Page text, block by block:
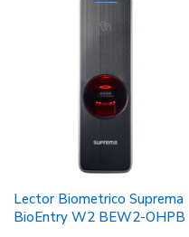
Lector Biometrico Suprema
BioEntry W2 BEW2-OHPB